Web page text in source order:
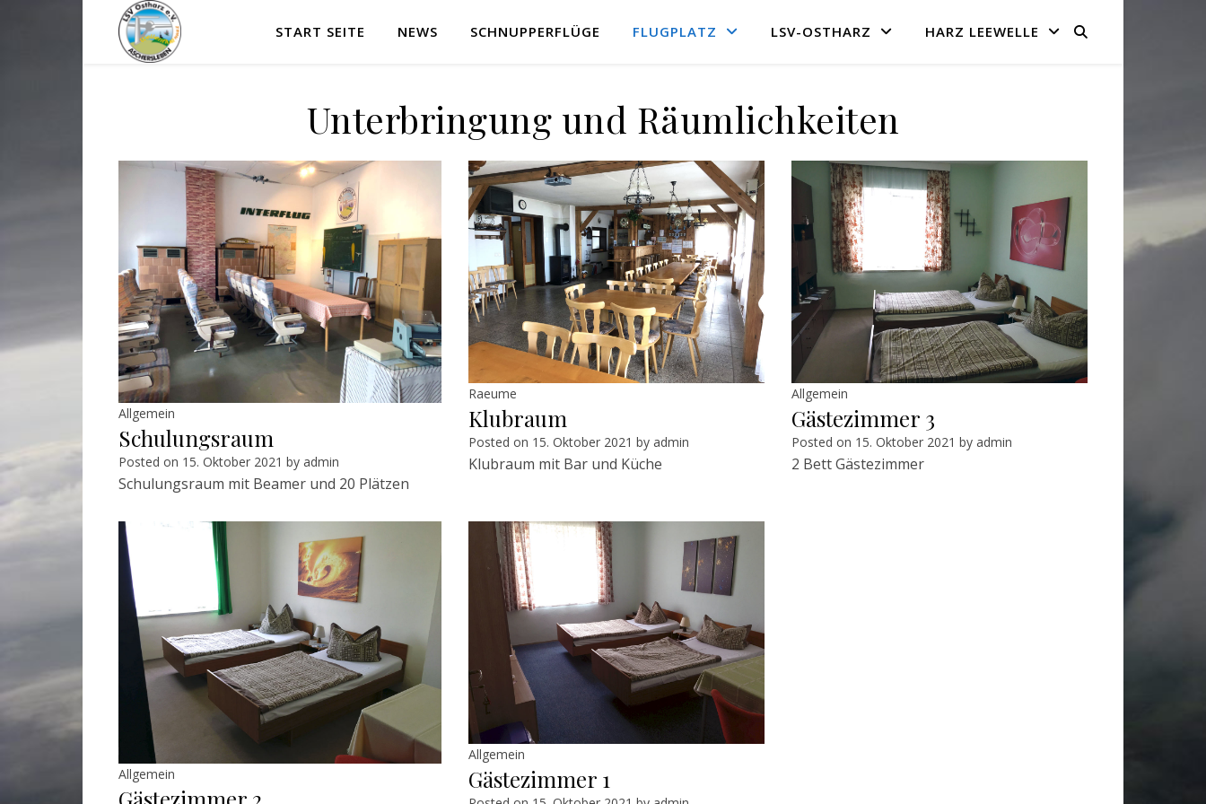
START SEITE NEWS SCHNUPPERFLÜGE FLUGPLATZ LSV-OSTHARZ HARZ LEEWELLE
Unterbringung und Räumlichkeiten
Allgemein
Schulungsraum
Posted on 15. Oktober 2021 by admin
Schulungsraum mit Beamer und 20 Plätzen
Raeume
Klubraum
Posted on 15. Oktober 2021 by admin
Klubraum mit Bar und Küche
Allgemein
Gästezimmer 3
Posted on 15. Oktober 2021 by admin
2 Bett Gästezimmer
Allgemein
Allgemein
Gästezimmer 1